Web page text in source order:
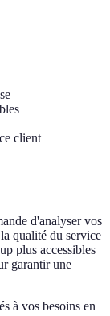
client
d'analyser vos
qualité du service
plus accessibles
garantir une
à vos besoins en